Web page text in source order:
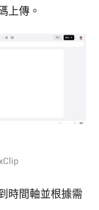
上傳。
時間軸並根據需